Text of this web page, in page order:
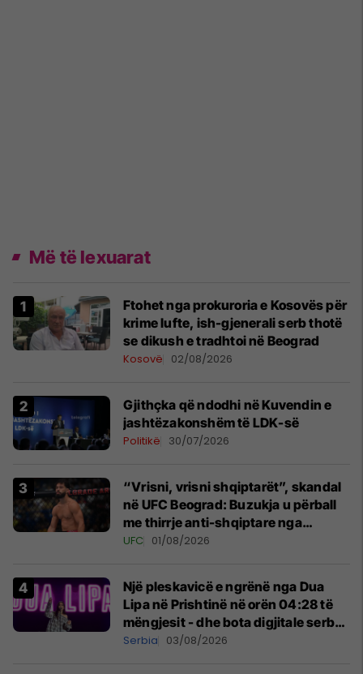
Më të lexuarat
Ftohet nga prokuroria e Kosovës për
krime lufte, ish-gjenerali serb thotë
se dikush e tradhtoi në Beograd
Kosovë 02/08/2026
Gjithçka që ndodhi në Kuvendin e
jashtëzakonshëm të LDK-së
Politikë 30/07/2026
“Vrisni, vrisni shqiptarët”, skandal
në UFC Beograd: Buzukja u përball
me thirrje anti-shqiptare nga
tribunat
UFC 01/08/2026
Një pleskavicë e ngrënë nga Dua
Lipa në Prishtinë në orën 04:28 të
mëngjesit - dhe bota digjitale serbe
shpall gjendjen e luftës
Serbia 03/08/2026